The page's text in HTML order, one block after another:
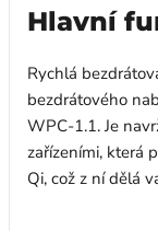
Hlavní
Rychlá
bezdrátového
WPC-1.1. Je
zařízeními, která
Qi, což z ní dělá